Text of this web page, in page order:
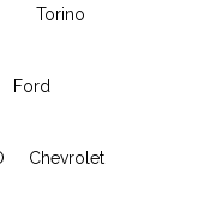
Torino
Ford
Chevrolet